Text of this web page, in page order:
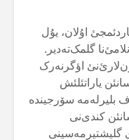
اۇلان، یۇل
گلمک‌تەدیر.
اؤگرنەرک
یاراتئلئش
بلیرلەمە سۆرجیندە
کندی‌نی
گلیشتیرمەسینی